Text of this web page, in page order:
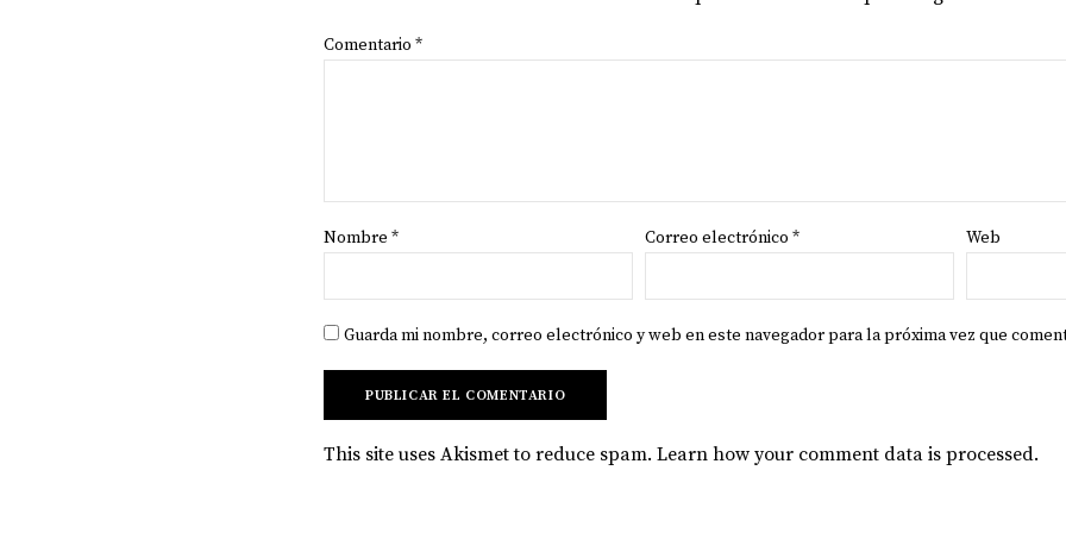
Comentario *
Nombre * Correo electrónico * Web
Guarda mi nombre, correo electrónico y web en este navegador para la próxima vez que
This site uses Akismet to reduce spam. Learn how your comment data is processed.